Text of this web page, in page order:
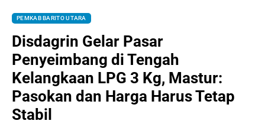
PEMKAB BARITO UTARA
Disdagrin Gelar Pasar
Penyeimbang di Tengah
Kelangkaan LPG 3 Kg, Mastur:
Pasokan dan Harga Harus Tetap
Stabil